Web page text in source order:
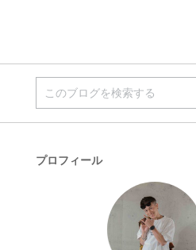
プロフィール